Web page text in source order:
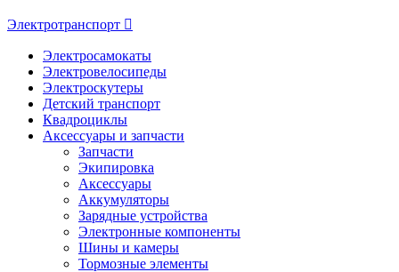
Электротранспорт
Электросамокаты
Электровелосипеды
Электроскутеры
Детский транспорт
Квадроциклы
Аксессуары и запчасти
Запчасти
Экипировка
Аксессуары
Аккумуляторы
Зарядные устройства
Электронные компоненты
Шины и камеры
Тормозные элементы